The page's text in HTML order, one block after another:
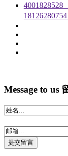
4001828528
Message to us